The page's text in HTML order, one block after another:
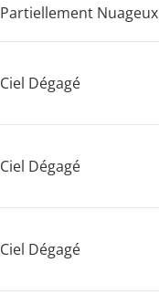
Partiellement Nuageux
Ciel Dégagé
Ciel Dégagé
Ciel Dégagé